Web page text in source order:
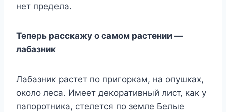
нет предела.
Теперь расскажу о самом растении —
лабазник
Лабазник растет по пригоркам, на опушках,
около леса. Имеет декоративный лист, как у
папоротника, стелется по земле Белые